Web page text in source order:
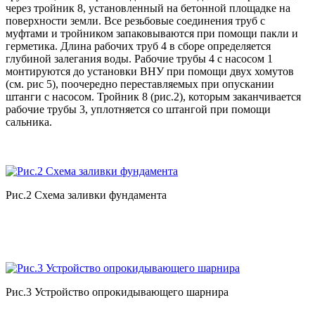
через тройник 8, установленный на бетонной площадке на
поверхности земли. Все резьбовые соединения труб с
муфтами и тройником запаковываются при помощи пакли и
герметика. Длина рабочих труб 4 в сборе определяется
глубиной залегания воды. Рабочие трубы 4 с насосом 1
монтируются до установки ВНУпри помощи двух хомутов
(см. рис 5), поочередно переставляемых при опускании
штанги с насосом. Тройник 8 (рис.2), которым заканчивается
рабочие трубы 3, уплотняется со штангой при помощи
сальника.
Рис.2 Схема заливки фундамента
Рис.3 Устройство опрокидывающего шарнира